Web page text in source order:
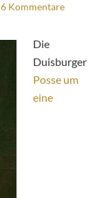
6 Kommentare
Die
Duisburger
Posse um
eine